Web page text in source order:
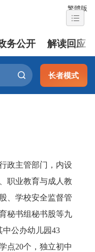
繁體版
务公开 解读回应
长者模式
主管部门，内设
职业教育与成人教
、学校安全监督管
秘书组秘书股等九
中公办幼儿园43
点20个，独立初中